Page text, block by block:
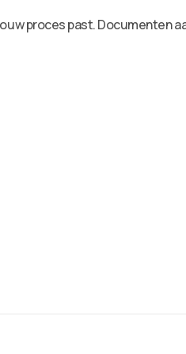
proces past. Documenten